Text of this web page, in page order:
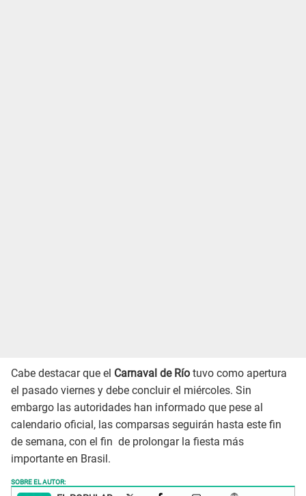
Cabe destacar que el Carnaval de Río tuvo como apertura
el pasado viernes y debe concluir el miércoles. Sin
embargo las autoridades han informado que pese al
calendario oficial, las comparsas seguirán hasta este fin
de semana, con el fin de prolongar la fiesta más
importante en Brasil.
SOBRE EL AUTOR: